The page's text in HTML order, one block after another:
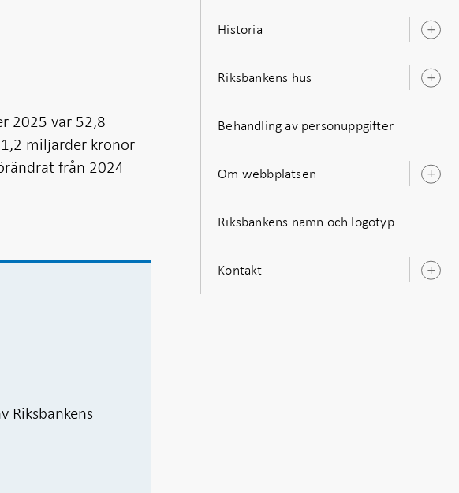
2025 var 52,8
miljarder kronor
från 2024
Riksbankens
Historia
Riksbankens hus
Behandling av personuppgifter
Om webbplatsen
Riksbankens namn och logotyp
Kontakt